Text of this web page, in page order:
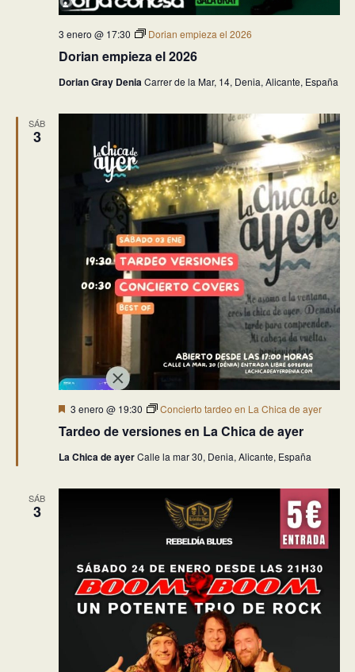
Dorian empieza el 2026
3 enero @ 17:30 Dorian empieza el 2026
Dorian Gray DeniaCarrer de la Mar, 14, Denia, Alicante, España
SÁB
3
Tardeo de versiones en La Chica de ayer
Destacado
3 enero @ 19:30 Concierto tardeo en La Chica de ayer
La Chica de ayerCalle la mar 30, Denia, Alicante, España
SÁB
3